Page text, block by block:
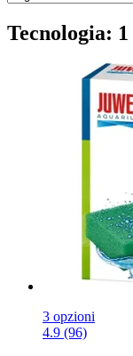
Tecnologia:
3 opzioni
4.9 (96)